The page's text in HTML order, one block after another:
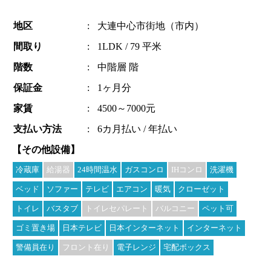
地区 :
大連中心市街地（市内）
間取り
:
1LDK / 79 平米
階数
:
中階層 階
保証金
:
1ヶ月分
家賃
:
4500～7000元
支払い方法
:
6カ月払い / 年払い
【その他設備】
冷蔵庫 給湯器 24時間温水 ガスコンロ IHコンロ 洗濯機
ベッド ソファー テレビ エアコン 暖気 クローゼット
トイレ バスタブ トイレセパレート バルコニー ペット可
ゴミ置き場 日本テレビ 日本インターネット インターネット
警備員在り フロント在り 電子レンジ 宅配ボックス